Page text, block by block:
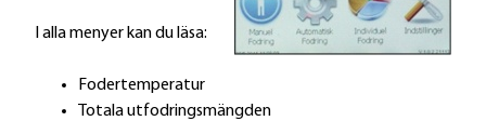
I alla menyer kan du läsa:
Fodertemperatur
Totala utfodringsmängden